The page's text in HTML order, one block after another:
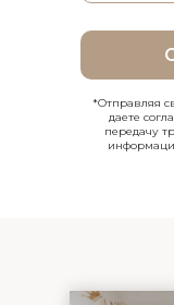
*Отправляя
даете
передачу